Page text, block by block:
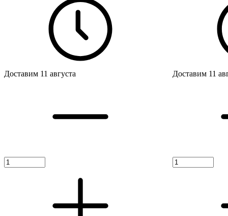
Доставим 11 августа Доставим 11